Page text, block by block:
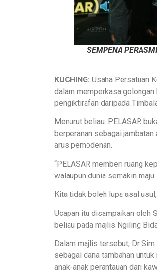
SEMPENA
KUCHING: Usaha Persatuan
dalam memperkasa
pengiktirafan daripada
Menurut beliau, PELASAR
berperanan sebagai
arus pemodenan.
“PELASAR memberi ruang
walaupun dunia semakin maju.
Kita tidak boleh lupa asal
Ucapan itu disampaikan oleh
beliau pada majlis Ngiling
Dalam majlis tersebut, Dr
sebagai dana tambahan
anak-anak perantauan dari